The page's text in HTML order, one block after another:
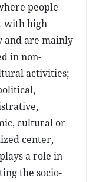
people
with high
and are mainly
in non-
activities;
cultural or
center,
a role in
the socio-